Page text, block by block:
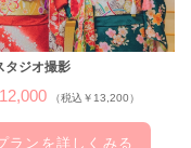
タジオ撮影
12,000 （税込￥13,200）
ランを詳しくみる